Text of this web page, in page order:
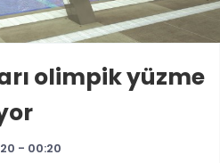
olimpik yüzme
- 00:20